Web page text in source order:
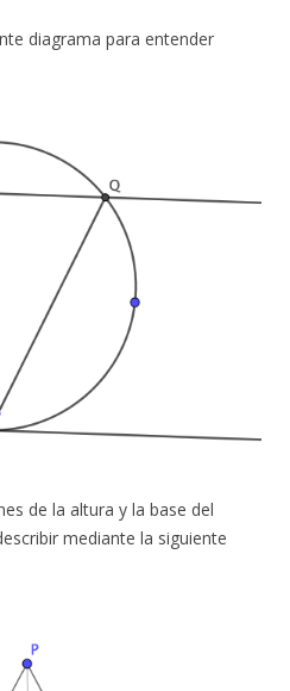
diagrama para entender
de la altura y la base del
mediante la siguiente